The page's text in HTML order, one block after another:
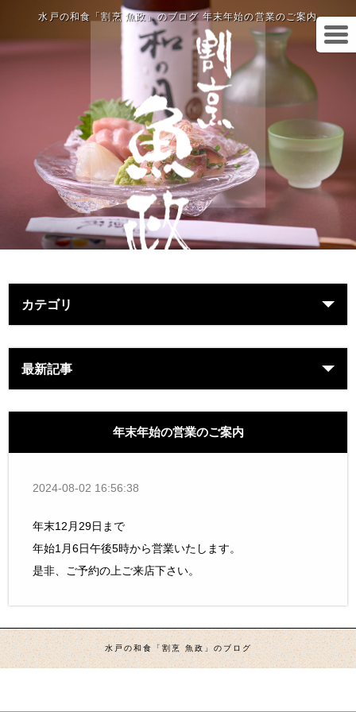
水戸の和食「割烹 魚政」のブログ 年末年始の営業のご案内
カテゴリ
最新記事
年末年始の営業のご案内
2024-08-02 16:56:38
年末12月29日まで
年始1月6日午後5時から営業いたします。
是非、ご予約の上ご来店下さい。
水戸の和食「割烹 魚政」のブログ